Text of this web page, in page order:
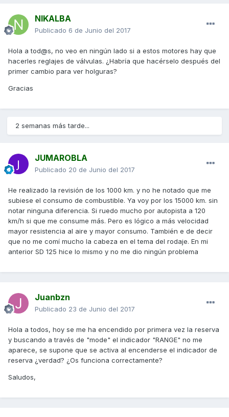
NIKALBA
Publicado 6 de Junio del 2017
Hola a tod@s, no veo en ningún lado si a estos motores hay que
hacerles reglajes de válvulas. ¿Habría que hacérselo después del
primer cambio para ver holguras?
Gracias
2 semanas más tarde...
JUMAROBLA
Publicado 20 de Junio del 2017
He realizado la revisión de los 1000 km. y no he notado que me
subiese el consumo de combustible. Ya voy por los 15000 km. sin
notar ninguna diferencia. Si ruedo mucho por autopista a 120
km/h si que me consume más. Pero es lógico a más velocidad
mayor resistencia al aire y mayor consumo. También e de decir
que no me comí mucho la cabeza en el tema del rodaje. En mi
anterior SD 125 hice lo mismo y no me dio ningún problema
Juanbzn
Publicado 23 de Junio del 2017
Hola a todos, hoy se me ha encendido por primera vez la reserva
y buscando a través de "mode" el indicador "RANGE" no me
aparece, se supone que se activa al encenderse el indicador de
reserva ¿verdad? ¿Os funciona correctamente?
Saludos,